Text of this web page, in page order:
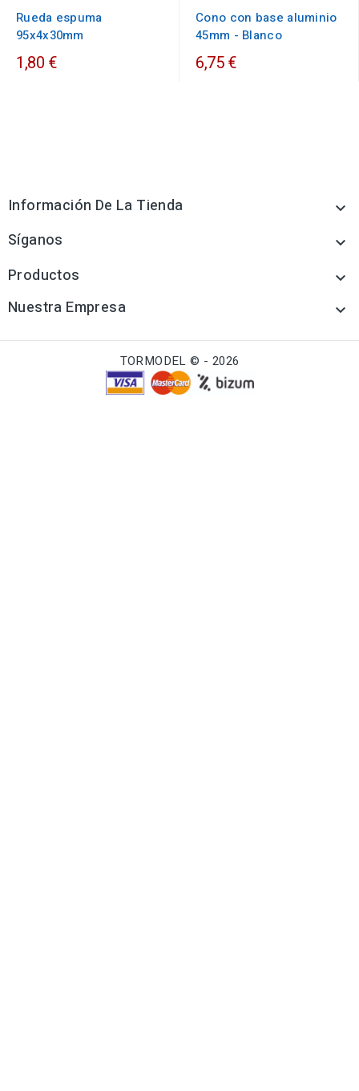
Rueda espuma
95x4x30mm
1,80 €
Cono con base aluminio
45mm - Blanco
6,75 €
Información De La Tienda 
Síganos 
Productos 
Nuestra Empresa 
TORMODEL © - 2026